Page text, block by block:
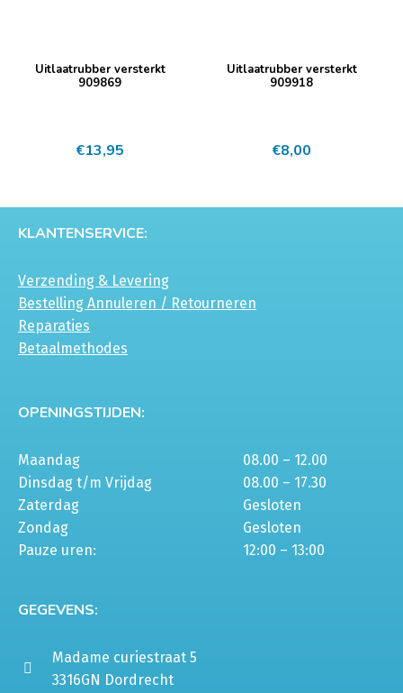
Uitlaatrubber versterkt
909869
€13,95
Uitlaatrubber versterkt
909918
€8,00
KLANTENSERVICE:
Verzending & Levering
Bestelling Annuleren / Retourneren
Reparaties
Betaalmethodes
OPENINGSTIJDEN:
Maandag
08.00 – 12.00
Dinsdag t/m Vrijdag
08.00 – 17.30
Zaterdag
Gesloten
Zondag
Gesloten
Pauze uren:
12:00 – 13:00
GEGEVENS:
Madame curiestraat 5
3316GN Dordrecht